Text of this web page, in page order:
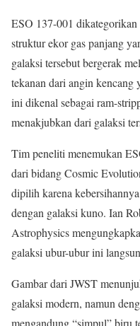
ESO 137-001 dikategorikan
struktur ekor gas panjang
galaksi tersebut bergerak
tekanan dari angin kencang
ini dikenal sebagai ram-
menakjubkan dari galaksi
Tim peneliti menemukan
dari bidang Cosmic
dipilih karena
dengan galaksi kuno. Ian
Astrophysics
galaksi ubur-ubur ini
Gambar dari JWST
galaksi modern, namun
mengandung “simpul” biru